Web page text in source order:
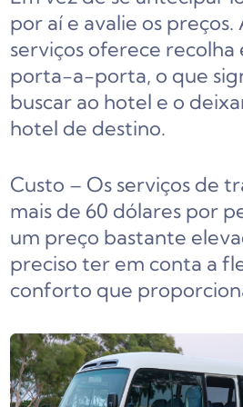
por aí e avalie os
serviços oferece
porta-a-porta, o que
buscar ao hotel e o
hotel de destino.
Custo – Os serviços de
mais de 60 dólares por
um preço bastante
preciso ter em conta a
conforto que